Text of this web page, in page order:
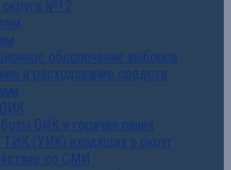
округа №12
обеспечение выборов
и расходование средств
ОИК и горячая линия
ТИК (УИК) входящих в округ
со СМИ